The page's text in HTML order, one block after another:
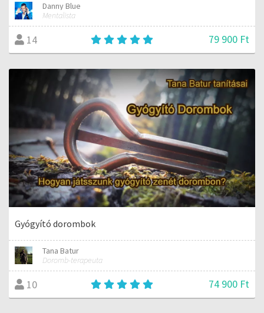
Danny Blue
Mentalista
14 79 900 Ft
Gyógyító dorombok
Tana Batur
Doromb-terapeuta
10 74 900 Ft